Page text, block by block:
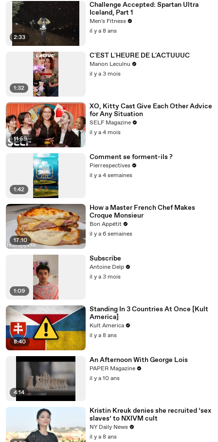
2:33
Challenge Accepted: Spartan Ultra
Iceland, Part 1
Men's Fitness
il y a 8 ans
1:32
C'EST L'HEURE DE L'ACTUUUC
Manon Leculnu
il y a 3 mois
11:59
XO, Kitty Cast Give Each Other Advice
for Any Situation
SELF Magazine
il y a 4 mois
1:42
Comment se forment-ils ?
Pierrespectives
il y a 4 semaines
17:10
How a Master French Chef Makes
Croque Monsieur
Bon Appétit
il y a 6 semaines
1:09
Subscribe
Antoine Delp
il y a 3 mois
8:40
Standing In 3 Countries At Once [Kult
America]
Kult America
il y a 8 ans
4:14
An Afternoon With George Lois
PAPER Magazine
il y a 10 ans
Kristin Kreuk denies she recruited ‘sex
slaves’ to NXIVM cult
NY Daily News
il y a 8 ans